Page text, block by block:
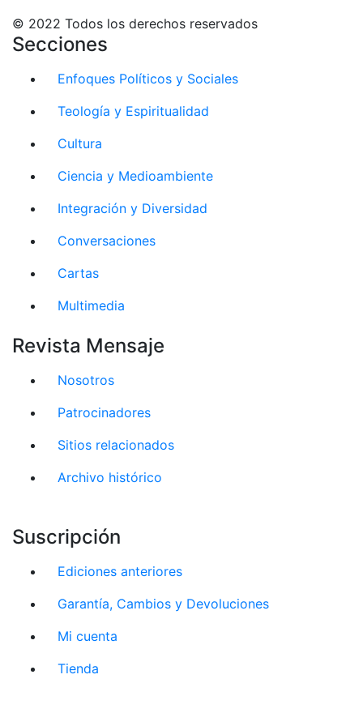
© 2022 Todos los derechos reservados
Secciones
Enfoques Políticos y Sociales
Teología y Espiritualidad
Cultura
Ciencia y Medioambiente
Integración y Diversidad
Conversaciones
Cartas
Multimedia
Revista Mensaje
Nosotros
Patrocinadores
Sitios relacionados
Archivo histórico
Suscripción
Ediciones anteriores
Garantía, Cambios y Devoluciones
Mi cuenta
Tienda